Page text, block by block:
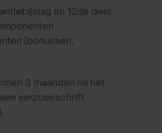
en 12de deel
(bonussen,
3 maanden na het
verzoekschrift